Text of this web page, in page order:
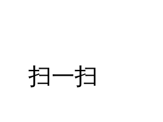
扫一扫